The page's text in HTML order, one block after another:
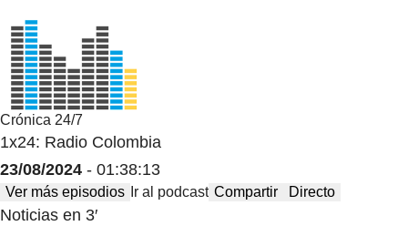
Crónica 24/7
1x24: Radio Colombia
23/08/2024 - 01:38:13
Ver más episodios Ir al podcast Compartir Directo
Noticias en 3′